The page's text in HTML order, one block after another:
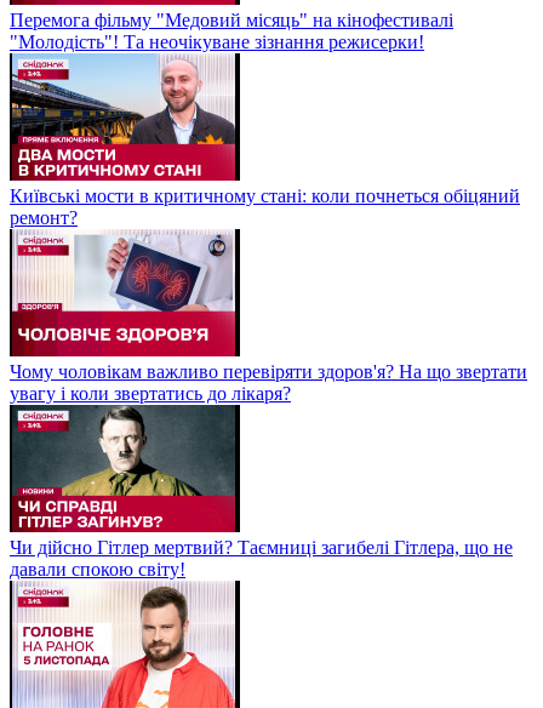
Перемога фільму "Медовий місяць" на кінофестивалі
"Молодість"! Та неочікуване зізнання режисерки!
Київські мости в критичному стані: коли почнеться обіцяний
ремонт?
Чому чоловікам важливо перевіряти здоров'я? На що звертати
увагу і коли звертатись до лікаря?
Чи дійсно Гітлер мертвий? Таємниці загибелі Гітлера, що не
давали спокою світу!